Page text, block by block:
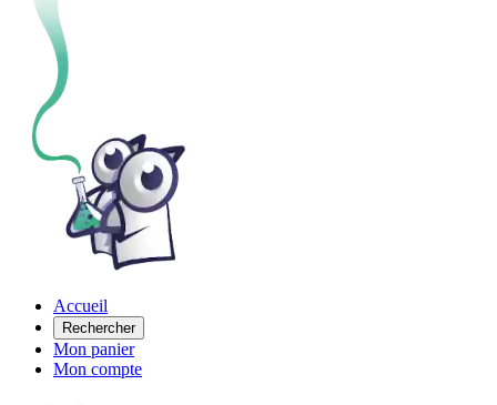
Accueil
Rechercher
Mon panier
Mon compte